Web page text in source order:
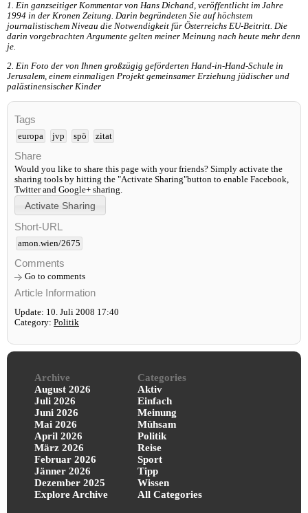
1. Ein ganzseitiger Kommentar von Hans Dichand, veröffentlicht im Jahre
1994 in der Kronen Zeitung. Darin begründeten Sie auf höchstem
journalistischem Niveau die Notwendigkeit für Österreichs EU-Beitritt. Die
darin vorgebrachten Argumente gelten meiner Meinung nach heute mehr denn
je.
2. Ein Foto der von Ihnen großzügig geförderten Hand-in-Hand-Schule in
Jerusalem, einem einmaligen Projekt gemeinsamer Erziehung jüdischer und
palästinensischer Kinder
Tags
europa jvp spö zitat
Share
Would you like to share this page with your friends? Simply activate the
sharing tools by hitting the "Activate Sharing"button to enable Facebook,
Twitter and Google+ sharing.
Short-URL
amon.wien/2675
Comments
Go to comments
Article Information
Update: 10. Juli 2008 17:40
Category: Politik
Archive
August 2026
Juli 2026
Juni 2026
Mai 2026
April 2026
März 2026
Februar 2026
Jänner 2026
Dezember 2025
Explore Archive
Categories
Aktiv
Einfach
Meinung
Mühsam
Politik
Reise
Sport
Tipp
Wissen
All Categories